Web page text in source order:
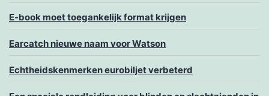
E-book moet toegankelijk format krijgen
Earcatch nieuwe naam voor Watson
Echtheidskenmerken eurobiljet verbeterd